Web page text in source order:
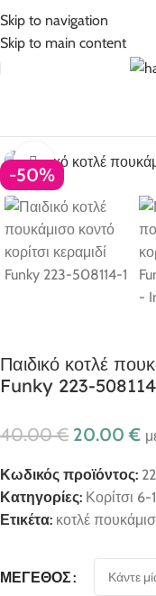
Skip to navigation
Skip to main content
-50%
Click to enlarge
Παιδικό κοτλέ
Funky 223-
40.00€ 20.00€
Κωδικός προϊόντος:
Κατηγορίες: Κορίτσι 6-
Ετικέτα: κοτλέ
ΜΈΓΕΘΟΣ
5% Επιπλέον